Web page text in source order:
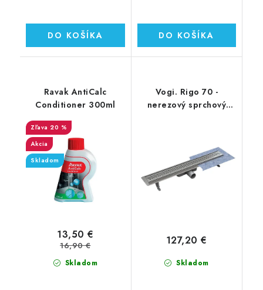
DO KOŠÍKA DO KOŠÍKA
Ravak AntiCalc
Conditioner 300ml
20 %
Akcia
Skladom
Skladom
13,50 €
16,90 €
Vogi. Rigo 70 -
nerezový sprchový
Skladom
127,20 €